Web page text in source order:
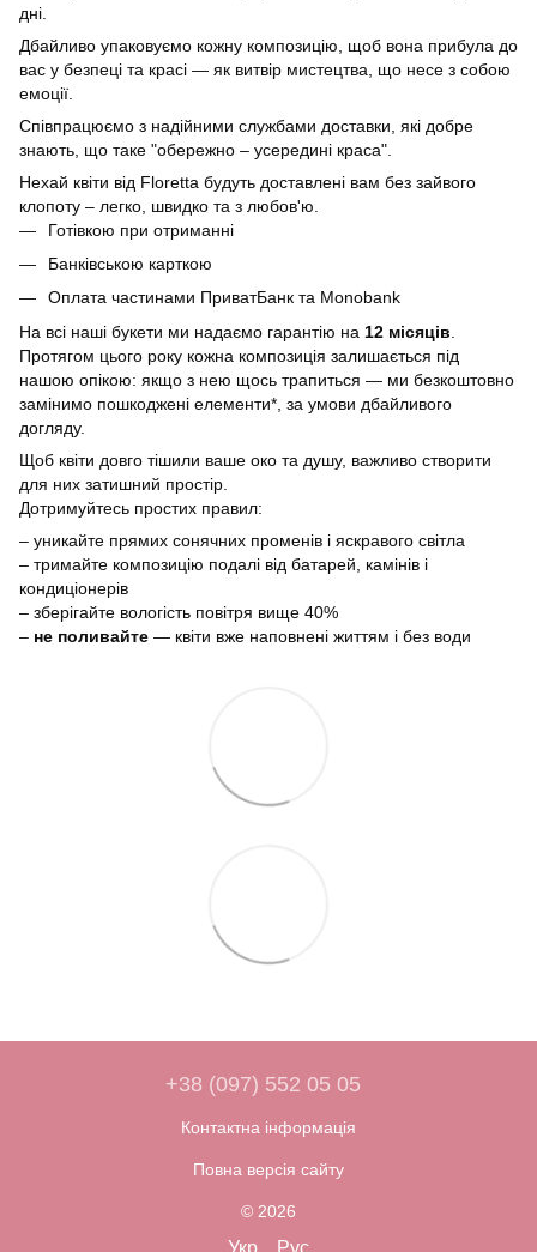
дні.
Дбайливо упаковуємо кожну композицію, щоб вона прибула до
вас у безпеці та красі — як витвір мистецтва, що несе з собою
емоції.
Співпрацюємо з надійними службами доставки, які добре
знають, що таке "обережно – усередині краса".
Нехай квіти від Floretta будуть доставлені вам без зайвого
клопоту – легко, швидко та з любов'ю.
Готівкою при отриманні
Банківською карткою
Оплата частинами ПриватБанк та Monobank
На всі наші букети ми надаємо гарантію на 12 місяців
Протягом цього року кожна композиція залишається під
нашою опікою: якщо з нею щось трапиться — ми безкоштовно
замінимо пошкоджені елементи*, за умови дбайливого
догляду.
Щоб квіти довго тішили ваше око та душу, важливо створити
для них затишний простір.
Дотримуйтесь простих правил:
– уникайте прямих сонячних променів і яскравого світла
– тримайте композицію подалі від батарей, камінів і
кондиціонерів
– зберігайте вологість повітря вище 40%
– не поливайте — квіти вже наповнені життям і без води
+38 (097) 552 05 05
Контактна інформація
Повна версія сайту
© 2026
Укр Рус